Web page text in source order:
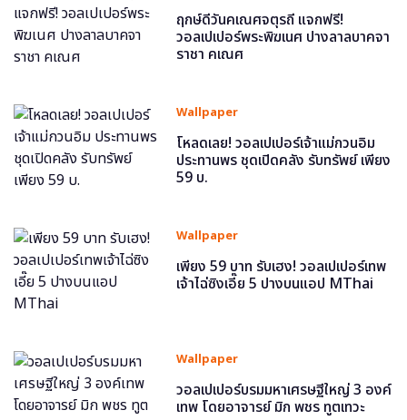
ฤกษ์ดีวันคเณศจตุรถี แจกฟรี!
วอลเปเปอร์พระพิฆเนศ ปางลาลบาคจา
ราชา คเณศ
Wallpaper
โหลดเลย! วอลเปเปอร์เจ้าแม่กวนอิม
ประทานพร ชุดเปิดคลัง รับทรัพย์ เพียง
59 บ.
Wallpaper
เพียง 59 บาท รับเฮง! วอลเปเปอร์เทพ
เจ้าไฉ่ซิงเอี๊ย 5 ปางบนแอป MThai
Wallpaper
วอลเปเปอร์บรมมหาเศรษฐีใหญ่ 3 องค์
เทพ โดยอาจารย์ มิก พชร ทูตเทวะ